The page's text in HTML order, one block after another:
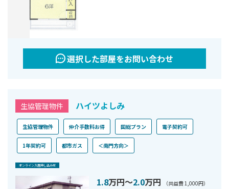
選択した部屋をお問い合わせ
生協管理物件 ハイツよしみ
生協管理物件 仲介手数料お得 国総プラン 電子契約可
1年契約可 都市ガス ＜南門方向＞
オンライン⼊居申し込み可
1.8万円〜2.0万円 （共益費 1,000円）